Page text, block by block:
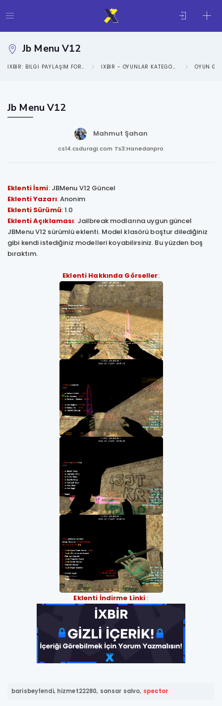
Jb Menu V12
IXBIR: BILGI PAYLAŞIM FORUMU IXBIR - OYUNLAR KATEGORISI OYUN
Jb Menu V12
Mahmut Şahan
cs14.csduragi.com Ts3:Hanedanpro
Eklenti İsmi: JBMenu V12 Güncel
Eklenti Yazarı: Anonim
Eklenti Sürümü: 1.0
Eklenti Açıklaması: Jailbreak modlarına uygun güncel
JBMenu V12 sürümlü eklenti. Model klasörü boştur dilediğiniz
gibi kendi istediğiniz modelleri koyabilirsiniz. Bu yüzden boş
bıraktım.
Eklenti Hakkında Görseller:
Eklenti İndirme Linki :
barisbeyfendi, hizmet22280, sansar salvo, spector